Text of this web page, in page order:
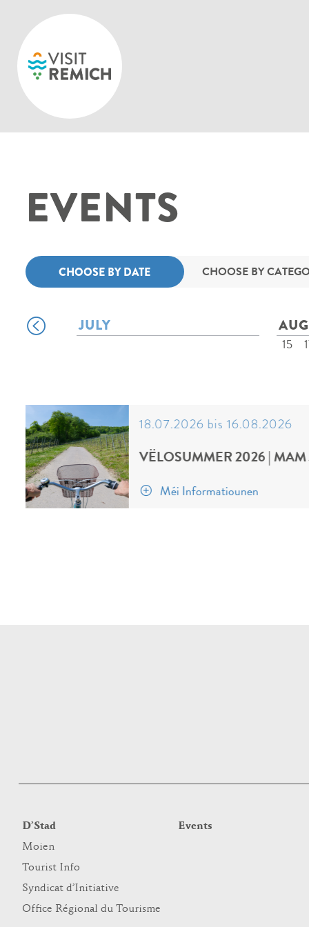
EVENTS
CHOOSE BY DATE CHOOSE BY
JULY
15
18.07.2026 bis 16.08.2026
VËLOSUMMER 2026 |
Méi Informatiounen
D’Stad
Moien
Tourist Info
Syndicat d’Initiative
Office Régional du Tourisme
Events